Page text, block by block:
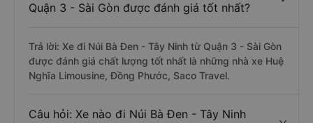
Quận 3 - Sài Gòn được đánh giá tốt nhất?
Trả lời: Xe đi Núi Bà Đen - Tây Ninh từ Quận 3 - Sài Gòn
được đánh giá chất lượng tốt nhất là những nhà xe Huệ
Nghĩa Limousine, Đồng Phước, Saco Travel.
Câu hỏi: Xe nào đi Núi Bà Đen - Tây Ninh